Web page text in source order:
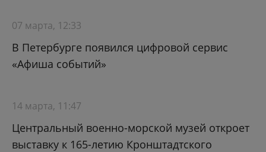
07 марта, 12:33
В Петербурге появился цифровой сервис
«Афиша событий»
14 марта, 11:47
Центральный военно-морской музей откроет
выставку к 165-летию Кронштадтского